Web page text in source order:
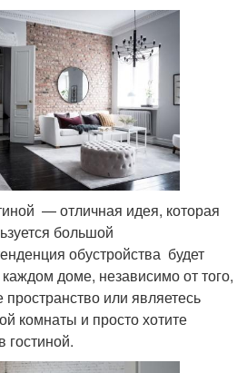
— отличная идея, которая
большой
обустройства будет
доме, независимо от того,
или являетесь
комнаты и просто хотите
гостиной.